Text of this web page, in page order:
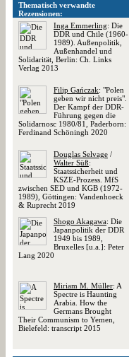
Thematisch verwandte
Rezensionen:
Inga Emmerling: Die
DDR und Chile (1960-
1989). Außenpolitik,
Außenhandel und
Solidarität, Berlin: Ch. Links
Verlag 2013
Filip Gańczak: "Polen
geben wir nicht preis".
Der Kampf der DDR-
Führung gegen die
Solidarnosc 1980/81, Paderborn:
Ferdinand Schöningh 2020
Douglas Selvage /
Walter Süß:
Staatssicherheit und
KSZE-Prozess. MfS
zwischen SED und KGB (1972-
1989), Göttingen: Vandenhoeck
& Ruprecht 2019
Shogo Akagawa: Die
Japanpolitik der DDR
1949 bis 1989,
Bruxelles [u.a.]: Peter
Lang 2020
Miriam M. Müller: A
Spectre is Haunting
Arabia. How the
Germans Brought
Their Communism to Yemen,
Bielefeld: transcript 2015